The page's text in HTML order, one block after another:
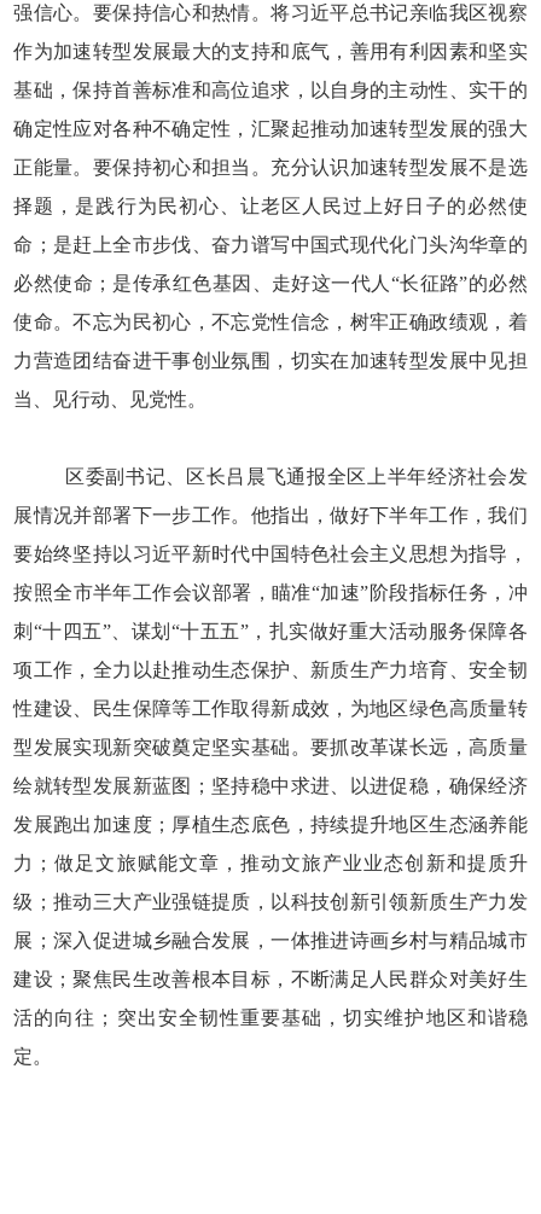
强信心。要保持信心和热情。将习近平总书记亲临我区视察
作为加速转型发展最大的支持和底气，善用有利因素和坚实
基础，保持首善标准和高位追求，以自身的主动性、实干的
确定性应对各种不确定性，汇聚起推动加速转型发展的强大
正能量。要保持初心和担当。充分认识加速转型发展不是选
择题，是践行为民初心、让老区人民过上好日子的必然使
命；是赶上全市步伐、奋力谱写中国式现代化门头沟华章的
必然使命；是传承红色基因、走好这一代人“长征路”的必然
使命。不忘为民初心，不忘党性信念，树牢正确政绩观，着
力营造团结奋进干事创业氛围，切实在加速转型发展中见担
当、见行动、见党性。
区委副书记、区长吕晨飞通报全区上半年经济社会发
展情况并部署下一步工作。他指出，做好下半年工作，我们
要始终坚持以习近平新时代中国特色社会主义思想为指导，
按照全市半年工作会议部署，瞄准“加速”阶段指标任务，冲
刺“十四五”、谋划“十五五”，扎实做好重大活动服务保障各
项工作，全力以赴推动生态保护、新质生产力培育、安全韧
性建设、民生保障等工作取得新成效，为地区绿色高质量转
型发展实现新突破奠定坚实基础。要抓改革谋长远，高质量
绘就转型发展新蓝图；坚持稳中求进、以进促稳，确保经济
发展跑出加速度；厚植生态底色，持续提升地区生态涵养能
力；做足文旅赋能文章，推动文旅产业业态创新和提质升
级；推动三大产业强链提质，以科技创新引领新质生产力发
展；深入促进城乡融合发展，一体推进诗画乡村与精品城市
建设；聚焦民生改善根本目标，不断满足人民群众对美好生
活的向往；突出安全韧性重要基础，切实维护地区和谐稳
定。